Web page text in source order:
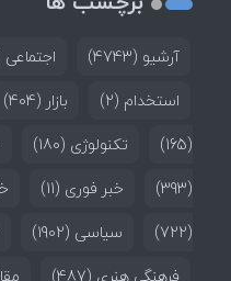
آرشیو (4743) اجتماعی
استخدام (2) بازار (404)
(165)
تکنولوژی (180)
(393)
خبر فوری (11)
(722)
سیاسی (1902)